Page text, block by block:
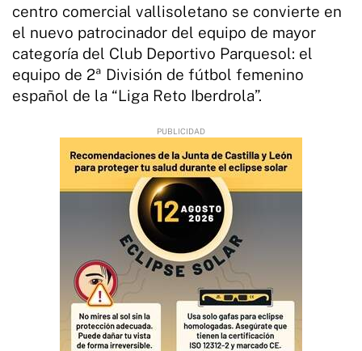
centro comercial vallisoletano se convierte en
el nuevo patrocinador del equipo de mayor
categoría del Club Deportivo Parquesol: el
equipo de 2ª División de fútbol femenino
español de la “Liga Reto Iberdrola”.